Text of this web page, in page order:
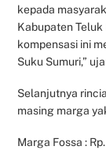
kepada
Kabupaten Teluk
kompensasi ini
Suku Sumuri,”
Selanjutnya
masing marga
Marga Fossa :